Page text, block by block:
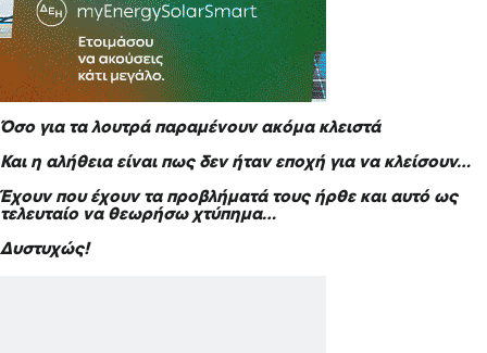
Όσο για τα λουτρά παραμένουν ακόμα κλειστά
Και η αλήθεια είναι πως δεν ήταν εποχή για να κλείσουν…
Έχουν που έχουν τα προβλήματά τους ήρθε και αυτό ως
τελευταίο να θεωρήσω χτύπημα…
Δυστυχώς!